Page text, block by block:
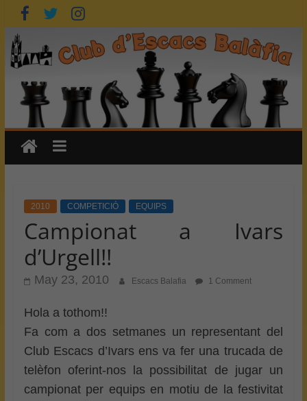
Skip
to
content
2010 COMPETICIÓ EQUIPS
Campionat a Ivars
d’Urgell!!
May 23, 2010 Escacs Balafia 1 Comment
Hola a tothom!!
Fa com a dos setmanes un representant del
Club Escacs d’Ivars ens va fer una trucada de
telèfon oferint-nos la possibilitat de jugar un
campionat per equips en motiu de la festivitat